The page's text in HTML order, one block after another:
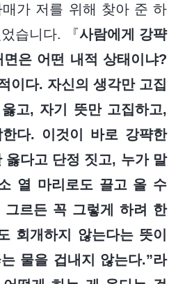
가 저를 위해 찾아 준 하
습니다. 『사람에게 강퍅
은 어떤 내적 상태이냐?
이다. 자신의 생각만 고집
고, 자기 뜻만 고집하고,
다. 이것이 바로 강퍅한
옳다고 단정 짓고, 누가 말
열 마리로도 끌고 올 수
그르든 꼭 그렇게 하려 한
회개하지 않는다는 뜻이
물을 겁내지 않는다.”라